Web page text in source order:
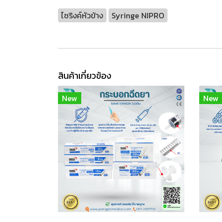
ไซริงค์หัวข้าง Syringe NIPRO
สินค้าเกี่ยวข้อง
New New